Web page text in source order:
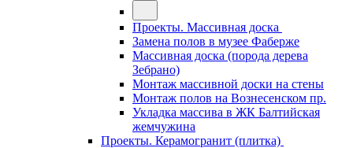
Проекты. Массивная доска
Замена полов в музее Фаберже
Массивная доска (порода дерева
Зебрано)
Монтаж массивной доски на стены
Монтаж полов на Вознесенском пр.
Укладка массива в ЖК Балтийская
жемчужина
Проекты. Керамогранит (плитка)